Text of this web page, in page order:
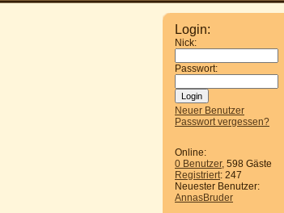
Login:
Nick:
Passwort:
Neuer Benutzer
Passwort vergessen?
Online:
0 Benutzer, 598 Gäste
Registriert: 247
Neuester Benutzer:
AnnasBruder